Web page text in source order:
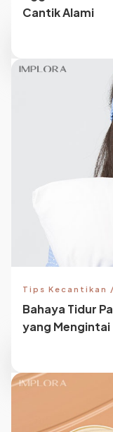
Cantik Alami
Tips Kecantikan
Bahaya Tidur
yang Mengintai